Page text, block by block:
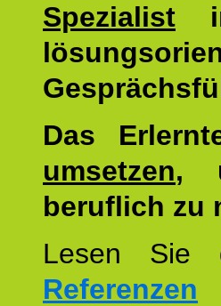
Spezialist
Das
umsetzen,
beruflich zu
Lesen
Referenzen